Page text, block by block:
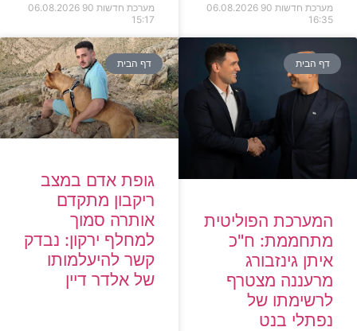
מערכת חדשות 90
06.08.2026
16:35
מערכת חדשות 90
06.08.2026
15:17
דף הבית
המערכת הפוליטית
מתחממת: ח"כ
איתן גינזבורג
מרעננה מצטרף
לרשימתו של
נפתלי בנט
דף הבית
גופת אדם במצב
ריקבון מתקדם
אותרה סמוך
למחלף ירקון: נבדק
קשר להיעלמותו
של אלדר דיין